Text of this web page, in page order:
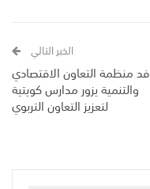
الخبر التالي
منظمة التعاون الاقتصادي
والتنمية يزور مدارس كويتية
لتعزيز التعاون التربوي